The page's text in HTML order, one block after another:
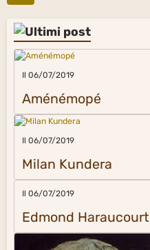
Il 06/07/2019
Aménémopé
Il 06/07/2019
Milan Kundera
Il 06/07/2019
Edmond Haraucourt